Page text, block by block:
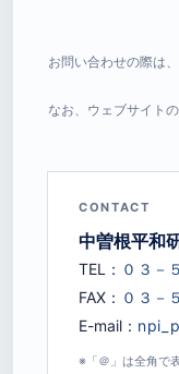
お問い合わせの際は
なお、ウェブサイト
CONTACT
中曽根平和
TEL：
FAX：
E-mail：
※「＠」は全角で